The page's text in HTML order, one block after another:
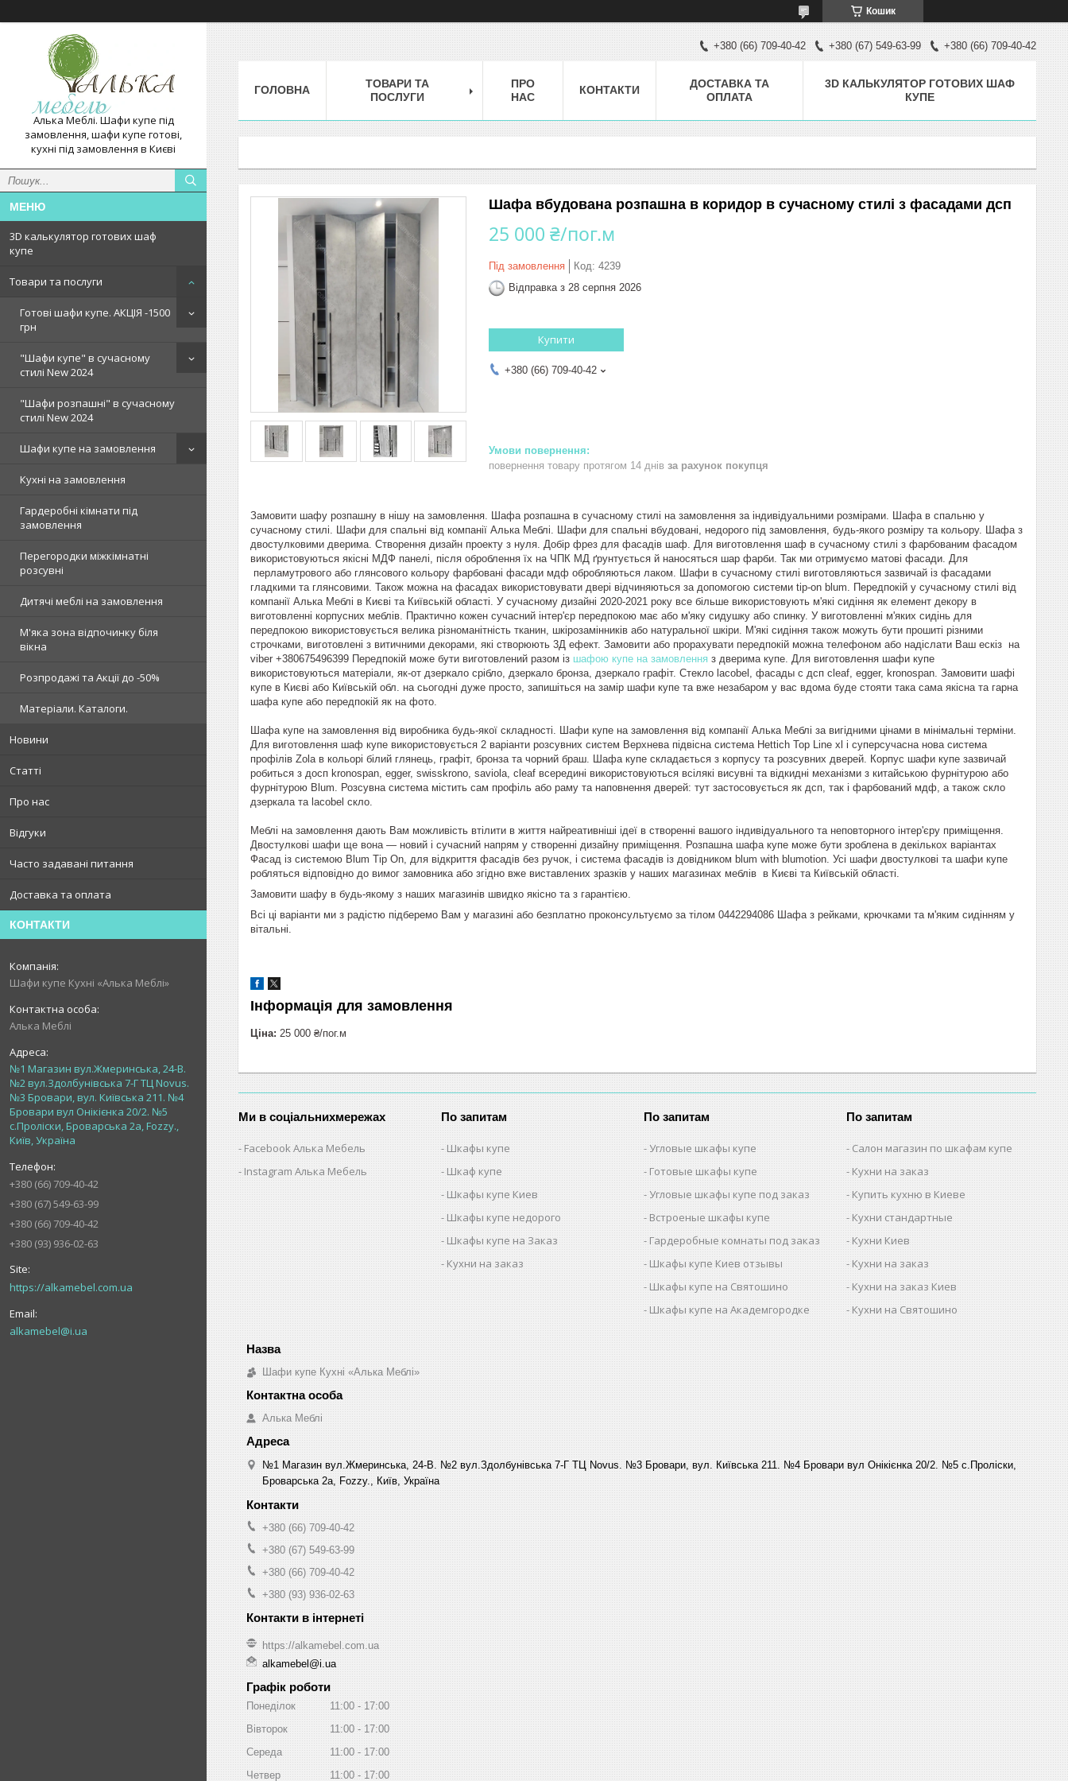
Кошик
Алька Меблі. Шафи купе під
замовлення, шафи купе готові,
кухні під замовлення в Києві
3D калькулятор готових шаф
купе
Товари та послуги
Готові шафи купе. АКЦІЯ -1500
грн
"Шафи купе" в сучасному
стилі New 2024
"Шафи розпашні" в сучасному
стилі New 2024
Шафи купе на замовлення
Кухні на замовлення
Гардеробні кімнати під
замовлення
Перегородки міжкімнатні
розсувні
Дитячі меблі на замовлення
М'яка зона відпочинку біля
вікна
Розпродажі та Акції до -50%
Матеріали. Каталоги.
Новини
Статті
Про нас
Відгуки
Часто задавані питання
Доставка та оплата
КОНТАКТИ
Шафи купе Кухні «Алька Меблі»
Алька Меблі
№1 Магазин вул.Жмеринська, 24-В.
№2 вул.Здолбунівська 7-Г ТЦ Novus.
№3 Бровари, вул. Київська 211. №4
Бровари вул Онікієнка 20/2. №5
с.Проліски, Броварська 2а, Fozzy.,
Київ, Україна
+380 (66) 709-40-42
+380 (67) 549-63-99
+380 (66) 709-40-42
+380 (93) 936-02-63
https://alkamebel.com.ua
alkamebel@i.ua
+380 (66) 709-40-42 +380 (67) 549-63-99 +380 (66) 709-40-42
ГОЛОВНА
ТОВАРИ ТА
ПОСЛУГИ
ПРО
НАС
КОНТАКТИ
ДОСТАВКА ТА
ОПЛАТА
3D КАЛЬКУЛЯТОР ГОТОВИХ ШАФ
КУПЕ
Шафа вбудована розпашна в коридор в сучасному стилі з фасадами дсп
25 000 ₴/пог.м
Під замовлення Код: 4239
Відправка з 28 серпня 2026
Купити
+380 (66) 709-40-42
повернення товару протягом 14 днів за рахунок покупця
Замовити шафу розпашну в нішу на замовлення. Шафа розпашна в сучасному стилі на замовлення за індивідуальними розмірами. Шафа в спальню у
сучасному стилі. Шафи для спальні від компанії Алька Меблі. Шафи для спальні вбудовані, недорого під замовлення, будь-якого розміру та кольору. Шафа з
двостулковими дверима. Створення дизайн проекту з нуля. Добір фрез для фасадів шаф. Для виготовлення шаф в сучасному стилі з фарбованим фасадом
використовуються якісні МДФ панелі, після оброблення їх на ЧПК МД ґрунтується й наносяться шар фарби. Так ми отримуємо матові фасади. Для
перламутрового або глянсового кольору фарбовані фасади мдф обробляються лаком. Шафи в сучасному стилі виготовляються зазвичай із фасадами
гладкими та глянсовими. Також можна на фасадах використовувати двері відчиняються за допомогою системи tip-on blum. Передпокій у сучасному стилі від
компанії Алька Меблі в Києві та Київській області. У сучасному дизайні 2020-2021 року все більше використовують м'які сидіння як елемент декору в
виготовленні корпусних меблів. Практично кожен сучасний інтер'єр передпокою має або м'яку сидушку або спинку. У виготовленні м'яких сидінь для
передпокою використовується велика різноманітність тканин, шкірозамінників або натуральної шкіри. М'які сидіння також можуть бути прошиті різними
строчками, виготовлені з витичними декорами, які створюють 3Д ефект. Замовити або прорахувати передпокій можна телефоном або надіслати Ваш ескіз на
viber +380675496399 Передпокій може бути виготовлений разом із шафою купе на замовлення з дверима купе. Для виготовлення шафи купе
використовуються матеріали, як-от дзеркало срібло, дзеркало бронза, дзеркало графіт. Стекло lacobel, фасады с дсп cleaf, egger, kronospan. Замовити шафі
купе в Києві або Київській обл. на сьогодні дуже просто, запишіться на замір шафи купе та вже незабаром у вас вдома буде стояти така сама якісна та гарна
шафа купе або передпокій як на фото.
Шафа купе на замовлення від виробника будь-якої складності. Шафи купе на замовлення від компанії Алька Меблі за вигідними цінами в мінімальні терміни.
Для виготовлення шаф купе використовується 2 варіанти розсувних систем Верхнева підвісна система Hettich Top Line xl і суперсучасна нова система
профілів Zola в кольорі білий глянець, графіт, бронза та чорний браш. Шафа купе складається з корпусу та розсувних дверей. Корпус шафи купе зазвичай
робиться з досп kronospan, egger, swisskrono, saviola, cleaf всередині використовуються всілякі висувні та відкидні механізми з китайською фурнітурою або
фурнітурою Blum. Розсувна система містить сам профіль або раму та наповнення дверей: тут застосовується як дсп, так і фарбований мдф, а також скло
дзеркала та lacobel скло.
Меблі на замовлення дають Вам можливість втілити в життя найреативніші ідеї в створенні вашого індивідуального та неповторного інтер'єру приміщення.
Двостулкові шафи ще вона — новий і сучасний напрям у створенні дизайну приміщення. Розпашна шафа купе може бути зроблена в декількох варіантах
Фасад із системою Blum Tip On, для відкриття фасадів без ручок, і система фасадів із довідником blum with blumotion. Усі шафи двостулкові та шафи купе
робляться відповідно до вимог замовника або згідно вже виставлених зразків у наших магазинах меблів в Києві та Київській області.
Замовити шафу в будь-якому з наших магазинів швидко якісно та з гарантією.
Всі ці варіанти ми з радістю підберемо Вам у магазині або безплатно проконсультуємо за тілом 0442294086 Шафа з рейками, крючками та м'яким сидінням у
вітальні.
Інформація для замовлення
Ціна: 25 000 ₴/пог.м
Ми в соціальнихмережах
Facebook Алька Мебель
Instagram Алька Мебель
По запитам
Шкафы купе
Шкаф купе
Шкафы купе Киев
Шкафы купе недорого
Шкафы купе на Заказ
Кухни на заказ
По запитам
Угловые шкафы купе
Готовые шкафы купе
Угловые шкафы купе под заказ
Встроеные шкафы купе
Гардеробные комнаты под заказ
Шкафы купе Киев отзывы
Шкафы купе на Святошино
Шкафы купе на Академгородке
По запитам
Салон магазин по шкафам купе
Кухни на заказ
Купить кухню в Киеве
Кухни стандартные
Кухни Киев
Кухни на заказ
Кухни на заказ Киев
Кухни на Святошино
Шафи купе Кухні «Алька Меблі»
Алька Меблі
№1 Магазин вул.Жмеринська, 24-В. №2 вул.Здолбунівська 7-Г ТЦ Novus. №3 Бровари, вул. Київська 211. №4 Бровари вул Онікієнка 20/2. №5 с.Проліски,
Броварська 2а, Fozzy., Київ, Україна
+380 (66) 709-40-42
+380 (67) 549-63-99
+380 (66) 709-40-42
+380 (93) 936-02-63
https://alkamebel.com.ua
alkamebel@i.ua
Графік роботи
Понеділок 11:00
17:00
Вівторок
11:00
17:00
Середа
11:00
17:00
Четвер
11:00 17:00